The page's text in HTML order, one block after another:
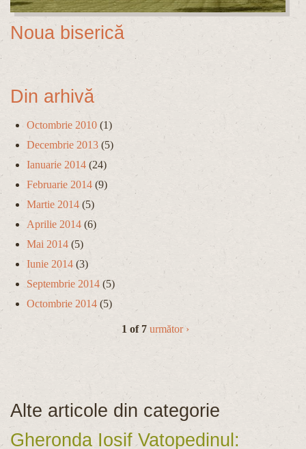
Noua biserică
Din arhivă
Octombrie 2010 (1)
Decembrie 2013 (5)
Ianuarie 2014 (24)
Februarie 2014 (9)
Martie 2014 (5)
Aprilie 2014 (6)
Mai 2014 (5)
Iunie 2014 (3)
Septembrie 2014 (5)
Octombrie 2014 (5)
1 of 7 următor ›
Alte articole din categorie
Gheronda Iosif Vatopedinul: